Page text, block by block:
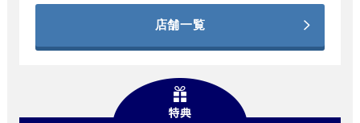
店舗一覧